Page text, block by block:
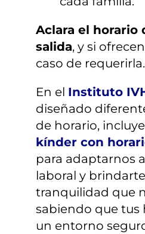
Aclara el horario
salida, y si
caso de requerirla.
En el Instituto
diseñado
de horario,
kínder con
para adaptarnos
laboral y
tranquilidad que
sabiendo que tus
un entorno